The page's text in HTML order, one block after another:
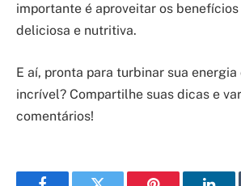
importante é aproveitar os
deliciosa e nutritiva.
E aí, pronta para turbinar sua
incrível? Compartilhe suas dicas e
comentários!